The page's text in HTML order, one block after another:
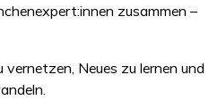
zusammen –
Neues zu lernen und